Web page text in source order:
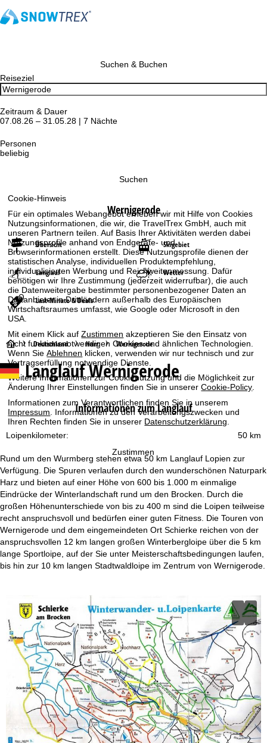
Cookie-Hinweis
Für ein optimales Webangebot erheben wir mit Hilfe von Cookies
Nutzungsinformationen, die wir, die TravelTrex GmbH, auch mit
unseren Partnern teilen. Auf Basis Ihrer Aktivitäten werden dabei
Nutzungsprofile anhand von Endgeräte- und
Browserinformationen erstellt. Diese Nutzungsprofile dienen der
statistischen Analyse, individuellen Produktempfehlung,
individualisierten Werbung und Reichweitenmessung. Dafür
benötigen wir Ihre Zustimmung (jederzeit widerrufbar), die auch
die Datenweitergabe bestimmter personenbezogener Daten an
Drittanbieter in Drittländern außerhalb des Europäischen
Wirtschaftsraumes umfasst, wie Google oder Microsoft in den
USA.
Mit einem Klick aufZustimmen akzeptieren Sie den Einsatz von
nicht funktionsnotwendigen Cookies und ähnlichen Technologien.
Wenn SieAblehnen klicken, verwenden wir nur technisch und zur
Vertragserfüllung notwendige Dienste.
Weitere Informationen zur Cookienutzung und die Möglichkeit zur
Änderung Ihrer Einstellungen finden Sie in unsererCookie-Policy
Informationen zum Verantwortlichen finden Sie in unserem
Impressum . Informationen zu den Verarbeitungszwecken und
Ihren Rechten finden Sie in unserer Datenschutzerklärung
Zustimmen
Suchen & Buchen
Reiseziel
Zeitraum & Dauer
07.08.26 – 31.05.28 | 7 Nächte
Personen
beliebig
Suchen
Wernigerode
Übersicht Skigebiet
Langlauf Wetter
Last-Minute & Deals
S
t
a
r
t
e
i
e
Deutschland Harz Wernigerode
Langlauf Wernigerode
Informationen zum Langlauf
50 km
Loipenkilometer:
Rund um den Wurmberg stehen etwa 50 km Langlauf Lopien zur
Verfügung. Die Spuren verlaufen durch den wunderschönen Naturpark
Harz und bieten auf einer Höhe von 600 bis 1.000 m einmalige
Eindrücke der Winterlandschaft rund um den Brocken. Durch die
großen Höhenunterschiede von bis zu 400 m sind die Loipen teilweise
recht anspruchsvoll und bedürfen einer guten Fitness. Die Touren von
Wernigerode und dem eingemeindeten Ort Schierke reichen von der
anspruchsvollen 12 km langen großen Winterbergloipe über die 5 km
lange Sportloipe, auf der Sie unter Meisterschaftsbedingungen laufen,
bis hin zur 10 km langen Stadtwaldloipe im Zentrum von Wernigerode.